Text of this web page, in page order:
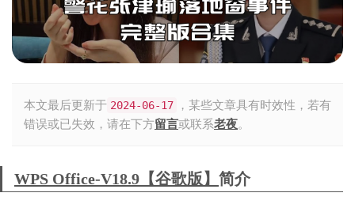
本文最后更新于 2024-06-17
，某些文章具有时效性，若有
错误或已失效，请在下方留言或联系老夜。
WPS Office-V18.9【谷歌版】 简介